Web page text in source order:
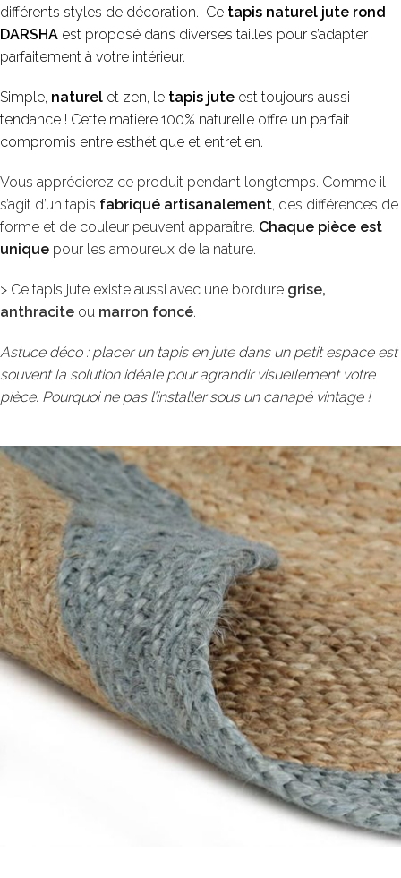
différents styles de décoration. Ce tapis naturel jute rond
DARSHA est proposé dans diverses tailles pour s’adapter
parfaitement à votre intérieur.
Simple, naturel et zen, le tapis jute est toujours aussi
tendance ! Cette matière 100% naturelle offre un parfait
compromis entre esthétique et entretien.
Vous apprécierez ce produit pendant longtemps. Comme il
s’agit d’un tapis fabriqué artisanalement, des différences de
forme et de couleur peuvent apparaître. Chaque pièce est
unique pour les amoureux de la nature.
> Ce tapis jute existe aussi avec une bordure grise,
anthracite ou marron foncé.
Astuce déco : placer un tapis en jute dans un petit espace est
souvent la solution idéale pour agrandir visuellement votre
pièce. Pourquoi ne pas l’installer sous un canapé vintage !